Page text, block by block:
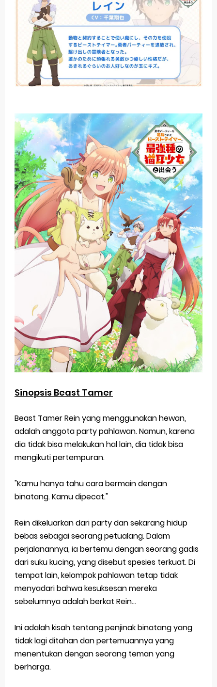
Sinopsis Beast Tamer
Beast Tamer Rein yang menggunakan hewan,
adalah anggota party pahlawan. Namun, karena
dia tidak bisa melakukan hal lain, dia tidak bisa
mengikuti pertempuran.
"Kamu hanya tahu cara bermain dengan
binatang. Kamu dipecat."
Rein dikeluarkan dari party dan sekarang hidup
bebas sebagai seorang petualang. Dalam
perjalanannya, ia bertemu dengan seorang gadis
dari suku kucing, yang disebut spesies terkuat. Di
tempat lain, kelompok pahlawan tetap tidak
menyadari bahwa kesuksesan mereka
sebelumnya adalah berkat Rein...
Ini adalah kisah tentang penjinak binatang yang
tidak lagi ditahan dan pertemuannya yang
menentukan dengan seorang teman yang
berharga.